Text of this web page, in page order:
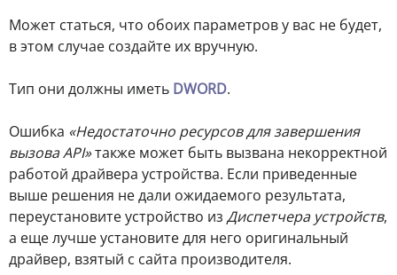
Может статься, что обоих параметров у вас не будет,
в этом случае создайте их вручную.
Тип они должны иметь DWORD.
Ошибка «Недостаточно ресурсов для завершения
вызова API»также может быть вызвана некорректной
работой драйвера устройства. Если приведенные
выше решения не дали ожидаемого результата,
переустановите устройство из Диспетчера устройств,
а еще лучше установите для него оригинальный
драйвер, взятый с сайта производителя.